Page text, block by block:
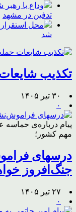
تدفین در مشهد
شد
تکذیب
۳۰ تیر ۱۴۰۵
۰
پیام درباره‌ی حماسه
مهم کشور؛
درسهای
جنگ‌افروز
۲۷ تیر ۱۴۰۵
۰